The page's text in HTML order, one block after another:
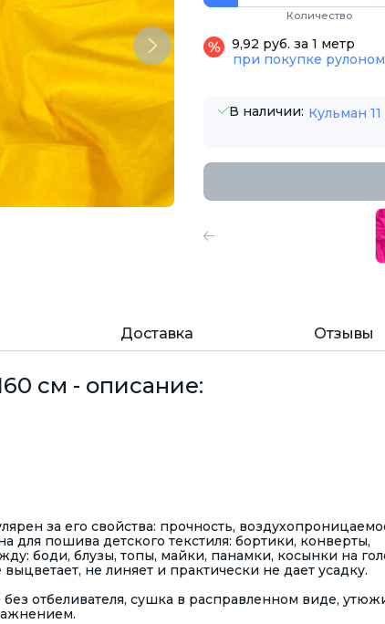
Next
Количество
9,92 руб. за 1 метр
при покупке рулоном
В наличии: Кульман 11
Доставка Отзывы
см - описание:
за его свойства: прочность,
для пошива детского текстиля: бортики, конверты,
боди, блузы, топы, майки, панамки, косынки на
не линяет и практически не дает усадку.
отбеливателя, сушка в расправленном виде,